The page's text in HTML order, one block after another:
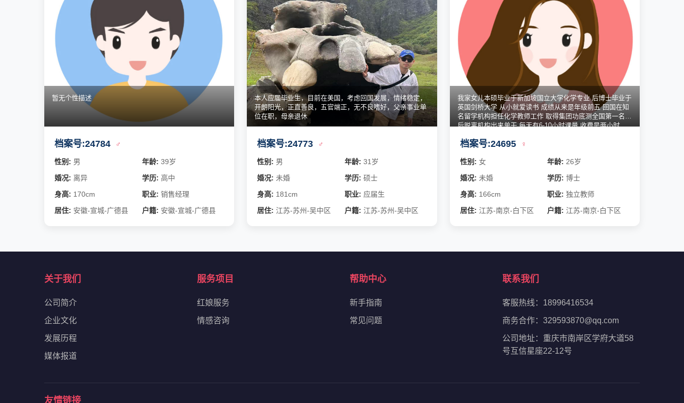
暂无个性描述
档案号:24784 ♂
性别: 男 年龄: 39岁
婚况: 离异 学历: 高中
身高: 170cm 职业: 销售经理
居住: 安徽-宣城-广德县 户籍: 安徽-宣城-广德县
本人应届毕业生，目前在美国，考虑回国发展，情绪稳定，
开朗阳光，正直善良，五官端正，无不良嗜好，父亲事业单
位在职，母亲退休
档案号:24773 ♂
性别: 男 年龄: 31岁
婚况: 未婚 学历: 硕士
身高: 181cm 职业: 应届生
居住: 江苏-苏州-吴中区 户籍: 江苏-苏州-吴中区
我家女儿本硕毕业于新加坡国立大学化学专业 后博士毕业于
英国剑桥大学 从小就爱读书 成绩从来是年级前五 回国在知
名留学机构担任化学教师工作 取得集团功底测全国第一名
后脱离机构出来单干 每天有6-10小时课量 收费是两小时
档案号:24695 ♀
性别: 女 年龄: 26岁
婚况: 未婚 学历: 博士
身高: 166cm 职业: 独立教师
居住: 江苏-南京-白下区 户籍: 江苏-南京-白下区
关于我们
公司简介
企业文化
发展历程
媒体报道
服务项目
红娘服务
情感咨询
帮助中心
新手指南
常见问题
联系我们
客服热线：18996416534
商务合作：329593870@qq.com
公司地址：重庆市南岸区学府大道58
号互信星座22-12号
友情链接